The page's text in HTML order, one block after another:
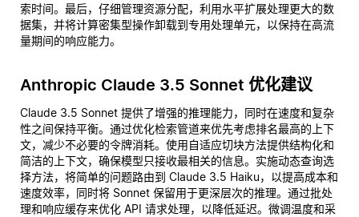
索时间。最后，仔细管理资源分配，利用水平扩展处理更大的数
据集，并将计算密集型操作卸载到专用处理单元，以保持在高流
量期间的响应能力。
Anthropic Claude 3.5 Sonnet 优化建议
Claude 3.5 Sonnet 提供了增强的推理能力，同时在速度和复杂
性之间保持平衡。通过优化检索管道来优先考虑排名最高的上下
文，减少不必要的令牌消耗。使用自适应切块方法提供结构化和
简洁的上下文，确保模型只接收最相关的信息。实施动态查询选
择方法，将简单的问题路由到 Claude 3.5 Haiku，以提高成本和
速度效率，同时将 Sonnet 保留用于更深层次的推理。通过批处
理和响应缓存来优化 API 请求处理，以降低延迟。微调温度和采